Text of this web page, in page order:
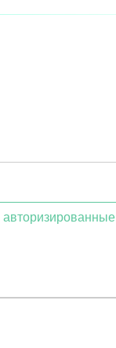
авторизированные